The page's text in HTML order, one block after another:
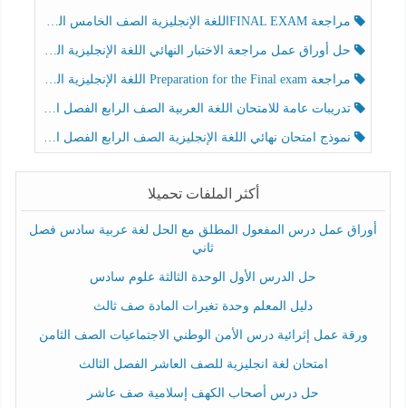
مراجعة FINAL EXAMاللغة الإنجليزية الصف الخامس الفصل الثالث
حل أوراق عمل مراجعة الاختبار النهائي اللغة الإنجليزية الصف الرابع الفصل الثالث
مراجعة Preparation for the Final exam اللغة الإنجليزية الصف الرابع الفصل الثالث
تدريبات عامة للامتحان اللغة العربية الصف الرابع الفصل الثالث
نموذج امتحان نهائي اللغة الإنجليزية الصف الرابع الفصل الثالث
أكثر الملفات تحميلا
أوراق عمل درس المفعول المطلق مع الحل لغة عربية سادس فصل
ثاني
حل الدرس الأول الوحدة الثالثة علوم سادس
دليل المعلم وحدة تغيرات المادة صف ثالث
ورقة عمل إثرائية درس الأمن الوطني الاجتماعيات الصف الثامن
امتحان لغة انجليزية للصف العاشر الفصل الثالث
حل درس أصحاب الكهف إسلامية صف عاشر